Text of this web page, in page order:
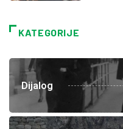
KATEGORIJE
Dijalog